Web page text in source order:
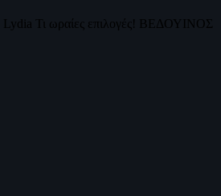
Lydia Τι ωραίες επιλογές! ΒΕΔΟΥΙΝΟΣ